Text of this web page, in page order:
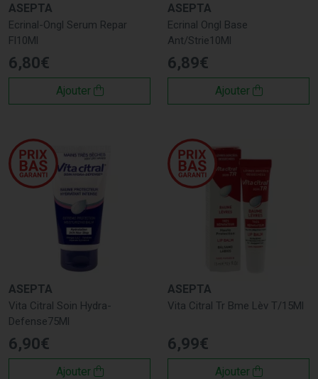
ASEPTA
Ecrinal-Ongl Serum Repar
Fl10Ml
6,80€
Ajouter
ASEPTA
Ecrinal Ongl Base
Ant/Strie10Ml
6,89€
Ajouter
ASEPTA
Vita Citral Soin Hydra-
Defense75Ml
6,90€
Ajouter
ASEPTA
Vita Citral Tr Bme Lèv T/15Ml
6,99€
Ajouter